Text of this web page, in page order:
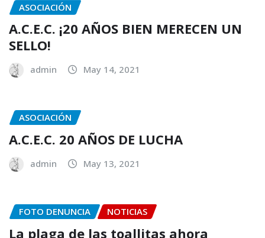
ASOCIACIÓN
A.C.E.C. ¡20 AÑOS BIEN MERECEN UN
SELLO!
admin May 14, 2021
ASOCIACIÓN
A.C.E.C. 20 AÑOS DE LUCHA
admin May 13, 2021
FOTO DENUNCIA NOTICIAS
La plaga de las toallitas ahora